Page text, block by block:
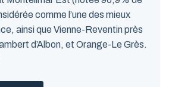
comme l’une des mieux
ainsi que Vienne-Reventin près
d’Albon, et Orange-Le Grès.